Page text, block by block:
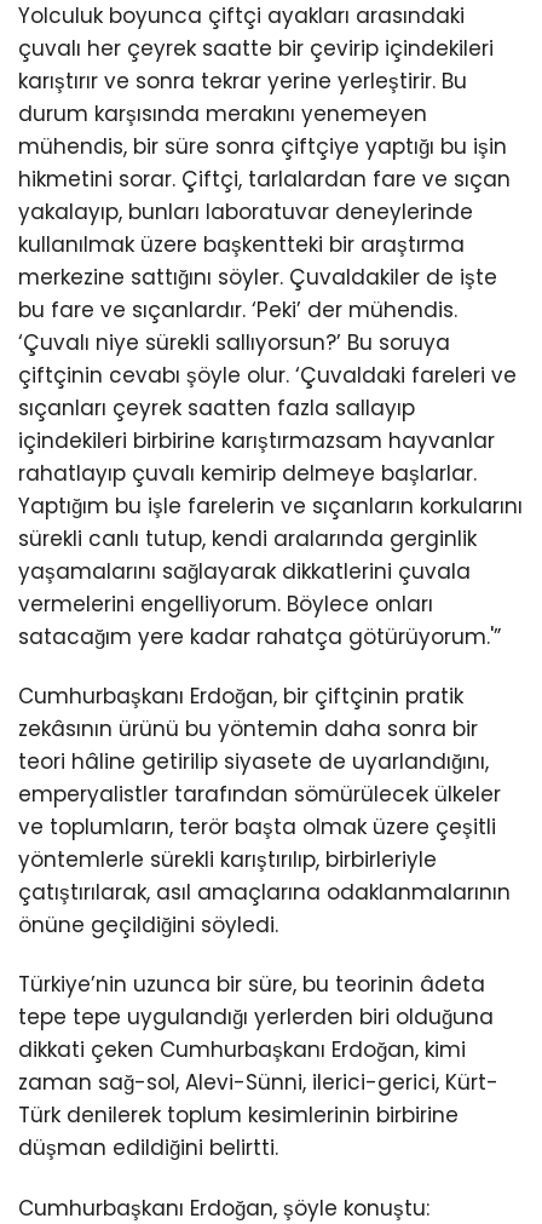
Yolculuk boyunca çiftçi ayakları arasındaki
çuvalı her çeyrek saatte bir çevirip içindekileri
karıştırır ve sonra tekrar yerine yerleştirir. Bu
durum karşısında merakını yenemeyen
mühendis, bir süre sonra çiftçiye yaptığı bu işin
hikmetini sorar. Çiftçi, tarlalardan fare ve sıçan
yakalayıp, bunları laboratuvar deneylerinde
kullanılmak üzere başkentteki bir araştırma
merkezine sattığını söyler. Çuvaldakiler de işte
bu fare ve sıçanlardır. ‘Peki’ der mühendis.
‘Çuvalı niye sürekli sallıyorsun?’ Bu soruya
çiftçinin cevabı şöyle olur. ‘Çuvaldaki fareleri ve
sıçanları çeyrek saatten fazla sallayıp
içindekileri birbirine karıştırmazsam hayvanlar
rahatlayıp çuvalı kemirip delmeye başlarlar.
Yaptığım bu işle farelerin ve sıçanların korkularını
sürekli canlı tutup, kendi aralarında gerginlik
yaşamalarını sağlayarak dikkatlerini çuvala
vermelerini engelliyorum. Böylece onları
satacağım yere kadar rahatça götürüyorum.'”
Cumhurbaşkanı Erdoğan, bir çiftçinin pratik
zekâsının ürünü bu yöntemin daha sonra bir
teori hâline getirilip siyasete de uyarlandığını,
emperyalistler tarafından sömürülecek ülkeler
ve toplumların, terör başta olmak üzere çeşitli
yöntemlerle sürekli karıştırılıp, birbirleriyle
çatıştırılarak, asıl amaçlarına odaklanmalarının
önüne geçildiğini söyledi.
Türkiye’nin uzunca bir süre, bu teorinin âdeta
tepe tepe uygulandığı yerlerden biri olduğuna
dikkati çeken Cumhurbaşkanı Erdoğan, kimi
zaman sağ-sol, Alevi-Sünni, ilerici-gerici, Kürt-
Türk denilerek toplum kesimlerinin birbirine
düşman edildiğini belirtti.
Cumhurbaşkanı Erdoğan, şöyle konuştu: